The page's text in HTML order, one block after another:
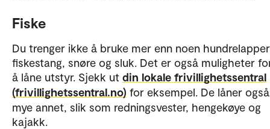
Fiske
Du trenger ikke å bruke mer enn noen
fiskestang, snøre og sluk. Det er også muligheter
å låne utstyr. Sjekk ut din lokale frivillighetssentral
(frivillighetssentral.no) for eksempel. De låner
mye annet, slik som redningsvester, hengekøye og
kajakk.